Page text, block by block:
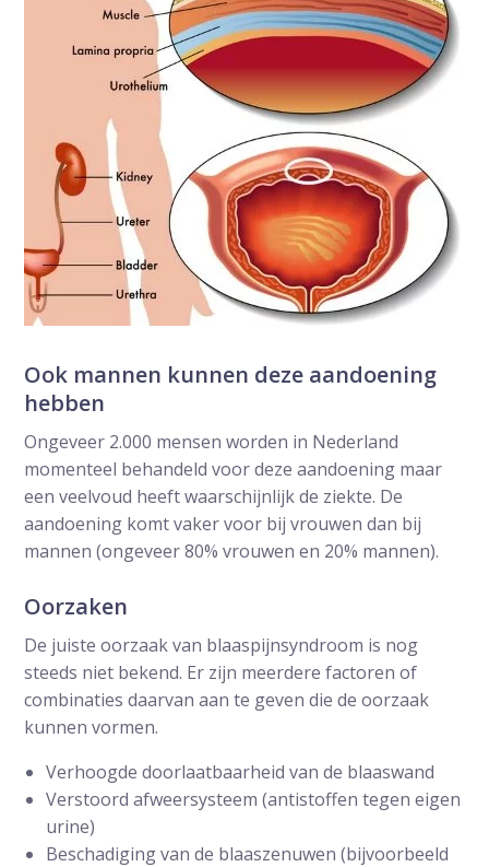
Ook mannen kunnen deze aandoening
hebben
Ongeveer 2.000 mensen worden in Nederland
momenteel behandeld voor deze aandoening maar
een veelvoud heeft waarschijnlijk de ziekte. De
aandoening komt vaker voor bij vrouwen dan bij
mannen (ongeveer 80% vrouwen en 20% mannen).
Oorzaken
De juiste oorzaak van blaaspijnsyndroom is nog
steeds niet bekend. Er zijn meerdere factoren of
combinaties daarvan aan te geven die de oorzaak
kunnen vormen.
Verhoogde doorlaatbaarheid van de blaaswand
Verstoord afweersysteem (antistoffen tegen eigen
urine)
Beschadiging van de blaaszenuwen (bijvoorbeeld